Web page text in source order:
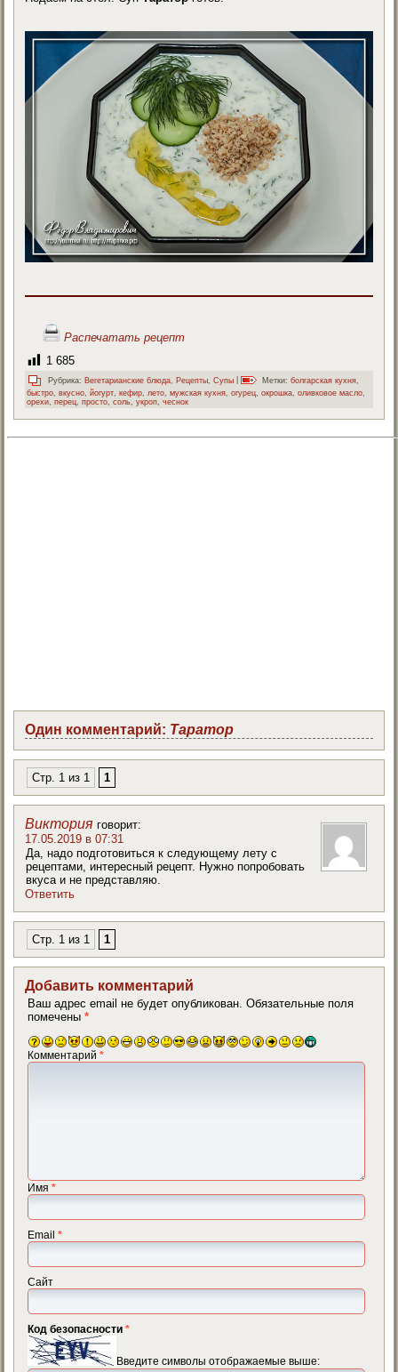
Распечатать рецепт
1 685
Рубрика: Вегетарианские блюда Рецепты ,Супы Метки: болгарская кухня
быстро,вкусно,йогурт,кефир,лето,мужская кухня,огурец,окрошка,оливковое масло,
орехи,перец,просто,соль,укроп,чеснок
Один комментарий: Таратор
Стр. 1 из 1 1
Виктория говорит:
17.05.2019 в 07:31
Да, надо подготовиться к следующему лету с
рецептами, интересный рецепт. Нужно попробовать
вкуса и не представляю.
Ответить
Стр. 1 из 1 1
Добавить комментарий
Ваш адрес email не будет опубликован. Обязательные поля
помечены*
Комментарий*
Имя*
Email*
Сайт
Код безопасности*
Введите символы отображаемые выше: